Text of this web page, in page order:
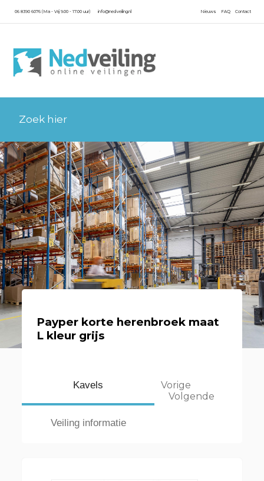
06 8390 6076 (Ma - Vrij 9.00 - 17.00 uur) info@nedveiling.nl Contact
FAQ
Nieuws
Payper korte herenbroek maat
L kleur grijs
Kavels
Veiling informatie
Vorige
Volgende